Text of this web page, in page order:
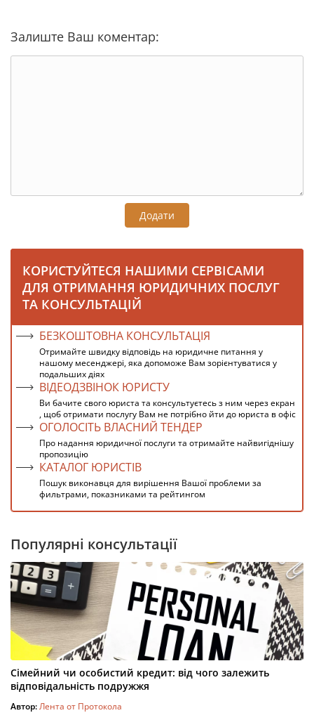
Залиште Ваш коментар:
Додати
КОРИСТУЙТЕСЯ НАШИМИ СЕРВІСАМИ
ДЛЯ ОТРИМАННЯ ЮРИДИЧНИХ ПОСЛУГ
ТА КОНСУЛЬТАЦІЙ
БЕЗКОШТОВНА КОНСУЛЬТАЦІЯ
Отримайте швидку відповідь на юридичне питання у
нашому месенджері, яка допоможе Вам зорієнтуватися у
подальших діях
ВІДЕОДЗВІНОК ЮРИСТУ
Ви бачите свого юриста та консультуєтесь з ним через екран
, щоб отримати послугу Вам не потрібно йти до юриста в офіс
ОГОЛОСІТЬ ВЛАСНИЙ ТЕНДЕР
Про надання юридичної послуги та отримайте найвигіднішу
пропозицію
КАТАЛОГ ЮРИСТІВ
Пошук виконавця для вирішення Вашої проблеми за
фильтрами, показниками та рейтингом
Популярні консультації
Сімейний чи особистий кредит: від чого залежить
відповідальність подружжя
Автор:Лента от Протокола